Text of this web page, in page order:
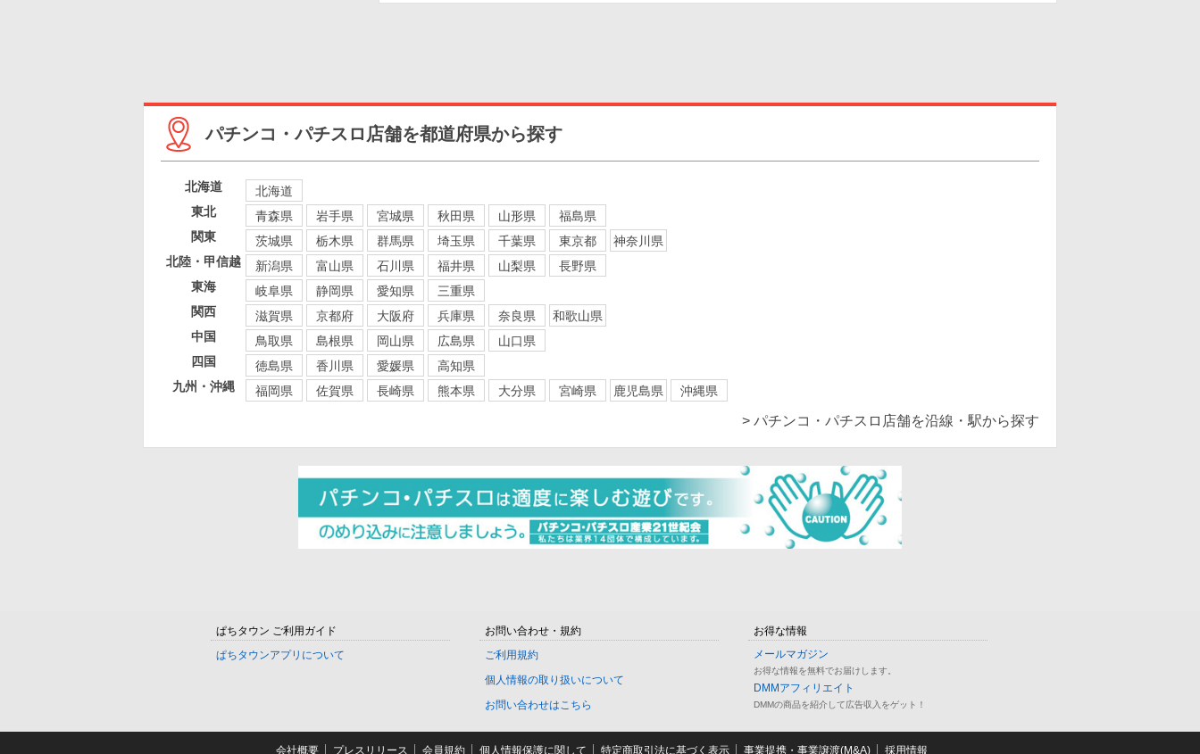
パチンコ・パチスロ店舗を都道府県から探す
北海道
北海道
東北
青森県 岩手県 宮城県 秋田県 山形県
福島県
関東
茨城県 栃木県 群馬県 埼玉県 千葉県 東京都
神奈川県
北陸・甲信越
新潟県 富山県 石川県 福井県 山梨県
長野県
東海
岐阜県 静岡県 愛知県
三重県
関西
滋賀県 京都府 大阪府 兵庫県 奈良県
和歌山県
中国
鳥取県 島根県 岡山県 広島県
山口県
四国
徳島県 香川県 愛媛県
高知県
九州・沖縄
福岡県 佐賀県 長崎県 熊本県 大分県 宮崎県 鹿児島県 沖縄県
> パチンコ・パチスロ店舗を沿線・駅から探す
ぱちタウン ご利用ガイド
ぱちタウンアプリについて
お問い合わせ・規約
ご利用規約
個人情報の取り扱いについて
お問い合わせはこちら
お得な情報
メールマガジン
お得な情報を無料でお届けします。
DMMアフィリエイト
DMMの商品を紹介して広告収入をゲット！
会社概要 プレスリリース 会員規約 個人情報保護に関して 特定商取引法に基づく表示 事業提携・事業譲渡(M&A) 採用情報